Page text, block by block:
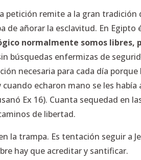
petición remite a la gran tradición
de añorar la esclavitud. En
normalmente somos libres,
búsquedas enfermizas de
necesaria para cada día
echaron mano se les
Ex 16). Cuanta sequedad en
de libertad.
la trampa. Es tentación seguir a
hay que acreditar y santificar.